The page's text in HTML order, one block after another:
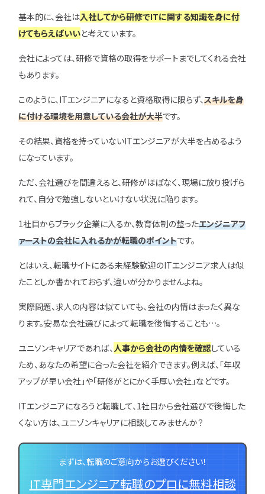
基本的に、会社は入社してから研修でITに関する知識を身に付
けてもらえばいいと考えています。
会社によっては、研修で資格の取得をサポートまでしてくれる会社
もあります。
このように、ITエンジニアになると資格取得に限らず、スキルを身
に付ける環境を用意している会社が大半です。
その結果、資格を持っていないITエンジニアが大半を占めるよう
になっています。
ただ、会社選びを間違えると、研修がほぼなく、現場に放り投げら
れて、自分で勉強しないといけない状況に陥ります。
1社目からブラック企業に入るか、教育体制の整ったエンジニアフ
ァーストの会社に入れるかが転職のポイントです。
とはいえ、転職サイトにある未経験歓迎のITエンジニア求人は似
たことしか書かれておらず、違いが分かりませんよね。
実際問題、求人の内容は似ていても、会社の内情はまったく異な
ります。安易な会社選びによって転職を後悔することも…。
ユニソンキャリアであれば、 人事から会社の内情を確認している
ため、あなたの希望に合った会社を紹介できます。例えば、「年収
アップが早い会社」や「研修がとにかく手厚い会社」などです。
ITエンジニアになろうと転職して、1社目から会社選びで後悔した
くない方は、ユニゾンキャリアに相談してみませんか？
まずは、転職のご意向からお選びください！
IT専門エンジニア転職のプロに無料相談